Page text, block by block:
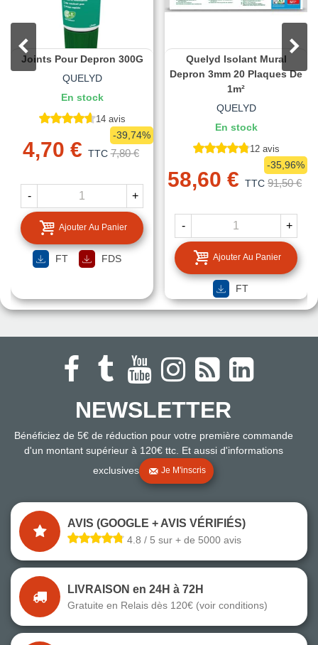
Joints Pour Depron 300G
QUELYD
En stock
14 avis
4,70 € TTC 7,80 €
-39,74%
- +
Ajouter Au Panier
FT FDS
Quelyd Isolant Mural
Depron 3mm 20 Plaques De
1m²
QUELYD
En stock
12 avis
58,60 € TTC 91,50 €
-35,96%
- +
Ajouter Au Panier
FT
NEWSLETTER
Bénéficiez de 5€ de réduction pour votre première commande
d'un montant supérieur à 120€ ttc. Et aussi d'informations
exclusives
Je M'inscris
AVIS (GOOGLE + AVIS VÉRIFIÉS)
4.8 / 5 sur + de 5000 avis
LIVRAISON en 24H à 72H
Gratuite en Relais dès 120€ (voir conditions)